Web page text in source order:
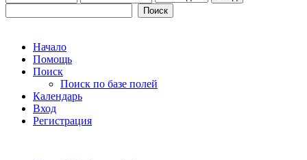
Начало
Помощь
Поиск
Поиск по базе полей
Календарь
Вход
Регистрация